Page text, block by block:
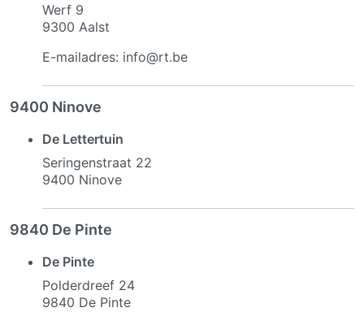
Werf 9
9300 Aalst
E-mailadres: info@rt.be
9400 Ninove
De Lettertuin
Seringenstraat 22
9400 Ninove
9840 De Pinte
De Pinte
Polderdreef 24
9840 De Pinte